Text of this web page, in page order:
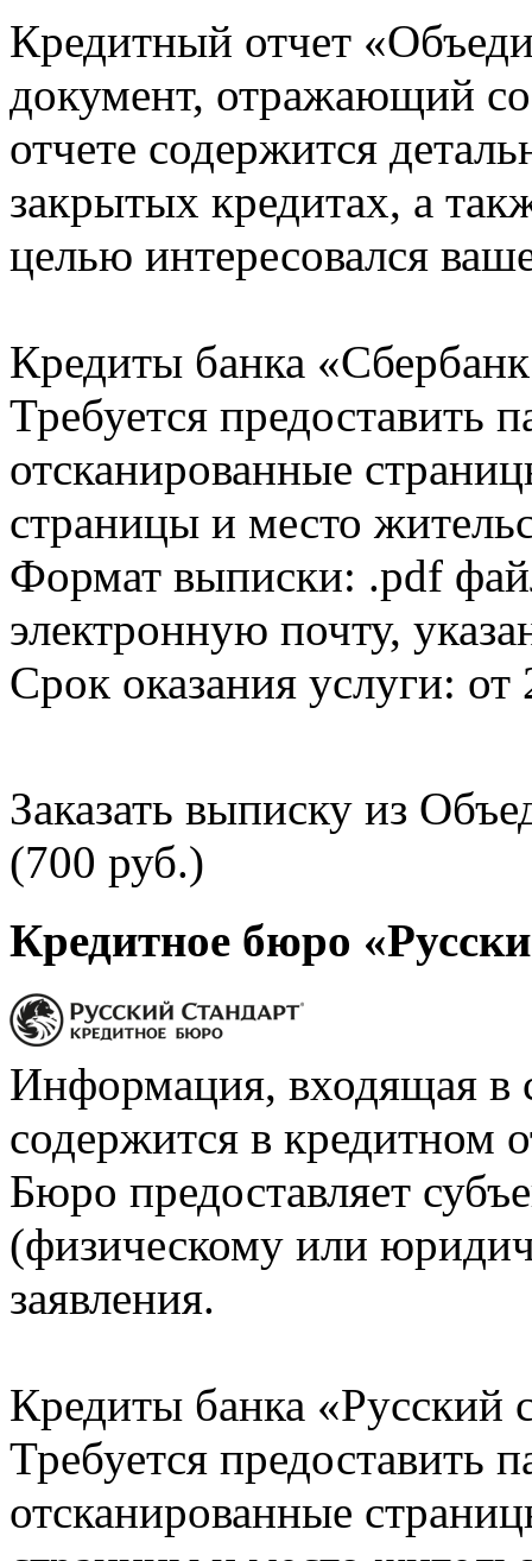
Кредитный отчет
документ, отражающий
отчете содержится
закрытых кредитах, а
целью интересовался
Кредиты банка
Требуется предоставить
отсканированные
страницы и место
Формат выписки: .pdf
электронную почту,
Срок оказания услуги: от
Заказать выписку из
(700 руб.)
Кредитное бюро
Информация, входящая в
содержится в кредитном
Бюро предоставляет
(физическому или
заявления.
Кредиты банка «Русский
Требуется предоставить
отсканированные